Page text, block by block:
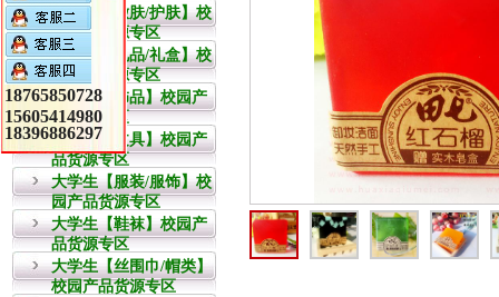
大学生【嫩肤/护肤】校
园产品货源专区
教职工【礼品/礼盒】校
园产品货源专区
大学生【饰品】校园产
品货源专区
大学生【文具】校园产
品货源专区
大学生【服装/服饰】校
园产品货源专区
大学生【鞋袜】校园产
品货源专区
大学生【丝围巾/帽类】
校园产品货源专区
18765850728
15605414980
18396886297